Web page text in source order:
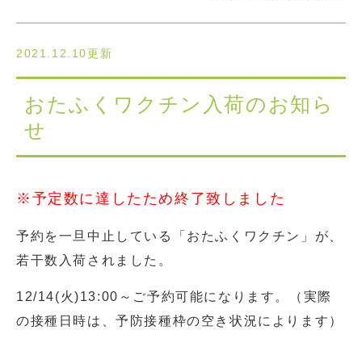
2021.12.10更新
おたふくワクチン入荷のお知ら
せ
※予定数に達したため終了致しました
予約を一旦中止している「おたふくワクチン」が、
若干数入荷されました。
12/14(火)13:00～ご予約可能になります。（実際
の接種日時は、予防接種枠の空き状況によります）